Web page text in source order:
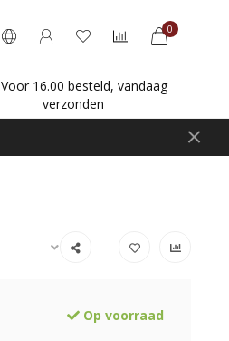
0
Voor 16.00 besteld, vandaag
verzonden
Op voorraad